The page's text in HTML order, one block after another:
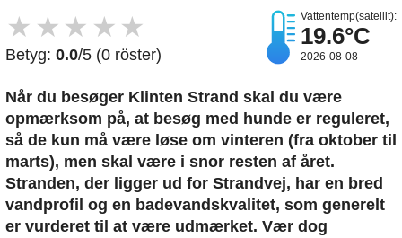
★ ★ ★ ★ ★
Betyg: 0.0/5 (0 röster)
Vattentemp(satellit):
19.6°C
2026-08-08
Når du besøger Klinten Strand skal du være
opmærksom på, at besøg med hunde er reguleret,
så de kun må være løse om vinteren (fra oktober til
marts), men skal være i snor resten af året.
Stranden, der ligger ud for Strandvej, har en bred
vandprofil og en badevandskvalitet, som generelt
er vurderet til at være udmærket. Vær dog